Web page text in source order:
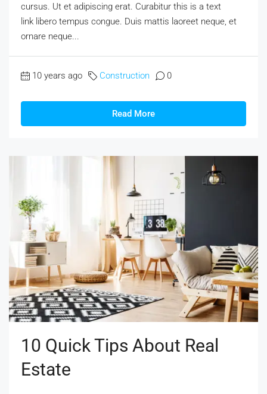
cursus. Ut et adipiscing erat. Curabitur this is a text
link libero tempus congue. Duis mattis laoreet neque, et
ornare neque...
10 years ago Construction 0
Read More
10 Quick Tips About Real
Estate